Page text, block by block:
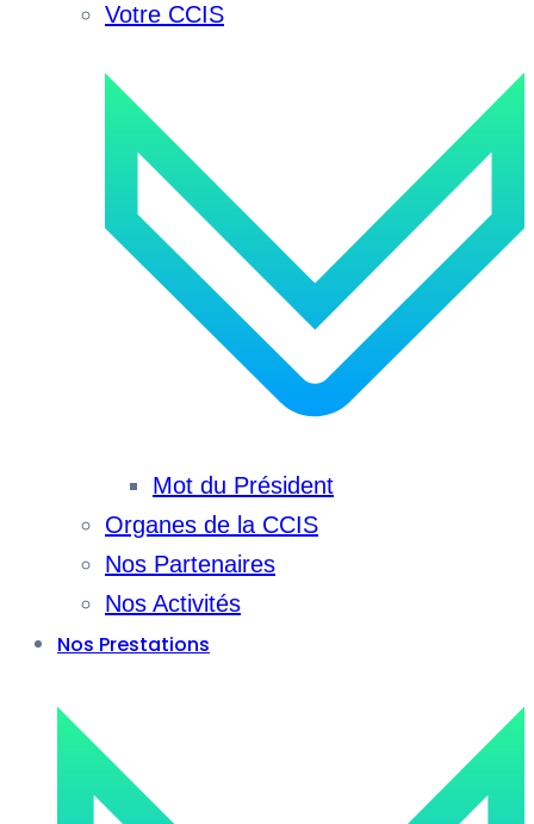
Votre CCIS
Mot du Président
Organes de la CCIS
Nos Partenaires
Nos Activités
Nos Prestations